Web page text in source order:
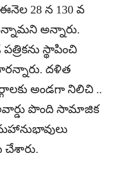
28 న 130 వ
అన్నారు.
స్థాపించి
దళిత
అండగా నిలిచి ..
పొంది సామాజిక
మహానుభావులు
చేశారు.